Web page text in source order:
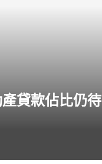
貸款佔比仍待